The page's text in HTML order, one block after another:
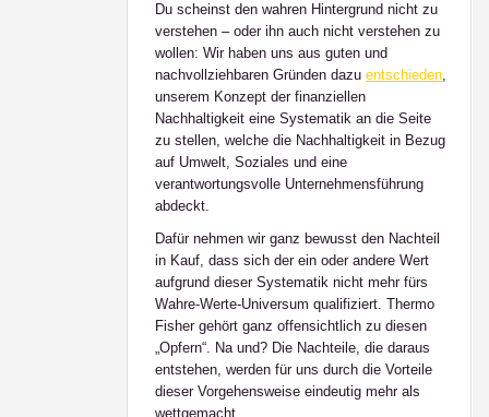
Du scheinst den wahren Hintergrund nicht zu
verstehen – oder ihn auch nicht verstehen zu
wollen: Wir haben uns aus guten und
nachvollziehbaren Gründen dazu entschieden,
unserem Konzept der finanziellen
Nachhaltigkeit eine Systematik an die Seite
zu stellen, welche die Nachhaltigkeit in Bezug
auf Umwelt, Soziales und eine
verantwortungsvolle Unternehmensführung
abdeckt.
Dafür nehmen wir ganz bewusst den Nachteil
in Kauf, dass sich der ein oder andere Wert
aufgrund dieser Systematik nicht mehr fürs
Wahre-Werte-Universum qualifiziert. Thermo
Fisher gehört ganz offensichtlich zu diesen
„Opfern“. Na und? Die Nachteile, die daraus
entstehen, werden für uns durch die Vorteile
dieser Vorgehensweise eindeutig mehr als
wettgemacht.